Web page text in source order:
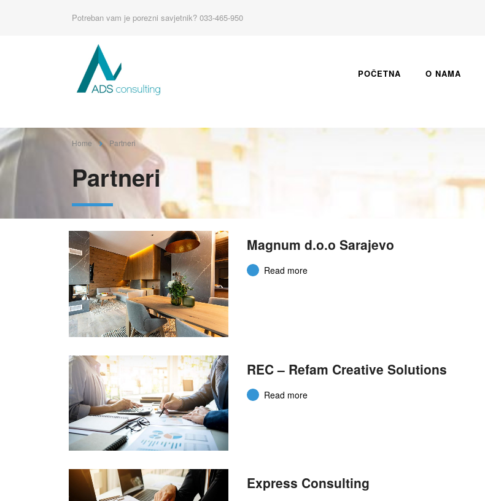
Potreban vam je porezni savjetnik? 033-465-950
POČETNA O NAMA
Home Partneri
Partneri
Magnum d.o.o Sarajevo
Read more
REC – Refam Creative Solutions
Read more
Express Consulting